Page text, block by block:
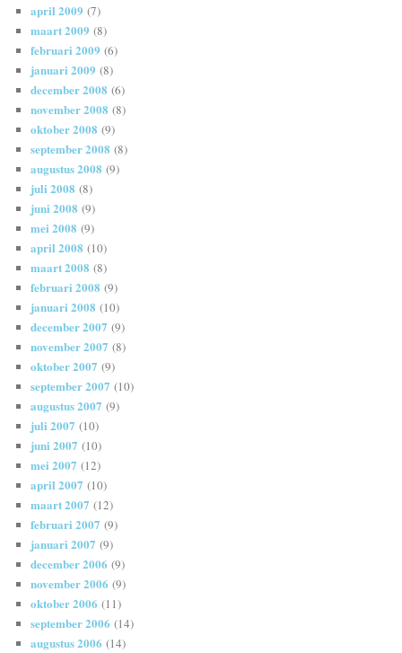
april 2009 (7)
maart 2009 (8)
februari 2009 (6)
januari 2009 (8)
december 2008 (6)
november 2008 (8)
oktober 2008 (9)
september 2008 (8)
augustus 2008 (9)
juli 2008 (8)
juni 2008 (9)
mei 2008 (9)
april 2008 (10)
maart 2008 (8)
februari 2008 (9)
januari 2008 (10)
december 2007 (9)
november 2007 (8)
oktober 2007 (9)
september 2007 (10)
augustus 2007 (9)
juli 2007 (10)
juni 2007 (10)
mei 2007 (12)
april 2007 (10)
maart 2007 (12)
februari 2007 (9)
januari 2007 (9)
december 2006 (9)
november 2006 (9)
oktober 2006 (11)
september 2006 (14)
augustus 2006 (14)